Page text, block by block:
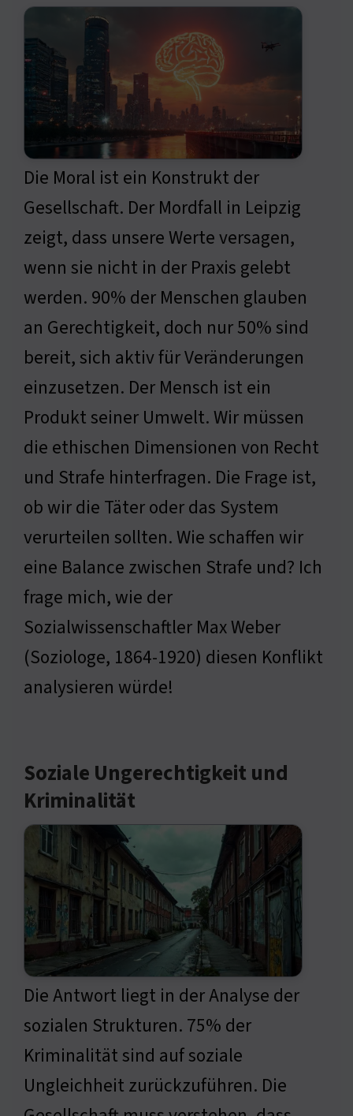
Die Moral ist ein Konstrukt der
Gesellschaft. Der Mordfall in Leipzig
zeigt, dass unsere Werte versagen,
wenn sie nicht in der Praxis gelebt
werden. 90% der Menschen glauben
an Gerechtigkeit, doch nur 50% sind
bereit, sich aktiv für Veränderungen
einzusetzen. Der Mensch ist ein
Produkt seiner Umwelt. Wir müssen
die ethischen Dimensionen von Recht
und Strafe hinterfragen. Die Frage ist,
ob wir die Täter oder das System
verurteilen sollten. Wie schaffen wir
eine Balance zwischen Strafe und? Ich
frage mich, wie der
Sozialwissenschaftler Max Weber
(Soziologe, 1864-1920) diesen Konflikt
analysieren würde!
Soziale Ungerechtigkeit und
Kriminalität
Die Antwort liegt in der Analyse der
sozialen Strukturen. 75% der
Kriminalität sind auf soziale
Ungleichheit zurückzuführen. Die